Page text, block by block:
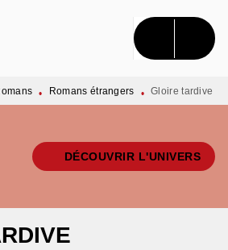
CONTENU
• Romans étrangers • Gloire tardive
DÉCOUVRIR L'UNIVERS